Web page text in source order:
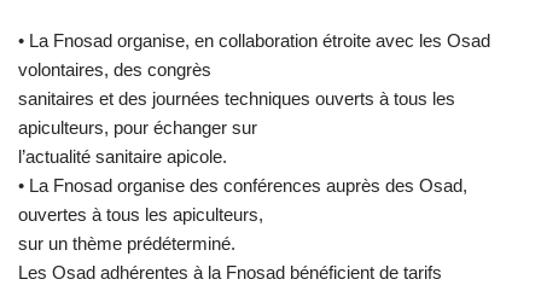
• La Fnosad organise, en collaboration étroite avec les Osad
volontaires, des congrès
sanitaires et des journées techniques ouverts à tous les
apiculteurs, pour échanger sur
l’actualité sanitaire apicole.
• La Fnosad organise des conférences auprès des Osad,
ouvertes à tous les apiculteurs,
sur un thème prédéterminé.
Les Osad adhérentes à la Fnosad bénéficient de tarifs